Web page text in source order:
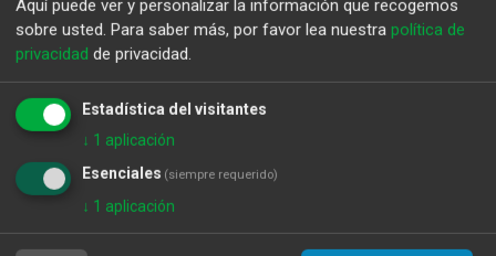
Garnacha Centeneria 2018 75Cl
Peso: 750g - Precio x L: 16,66 €
CJ-0226 - 8411528001080 - Bodega / Vinos / Otras D.O. -
Marca: Coto De Haya
Aquí puede ver y personalizar la información que recogemos
sobre usted. Para saber más, por favor lea nuestra política de
privacidad de privacidad.
Estadística del visitantes
↓ 1 aplicación
Esenciales (siempre requerido)
↓ 1 aplicación